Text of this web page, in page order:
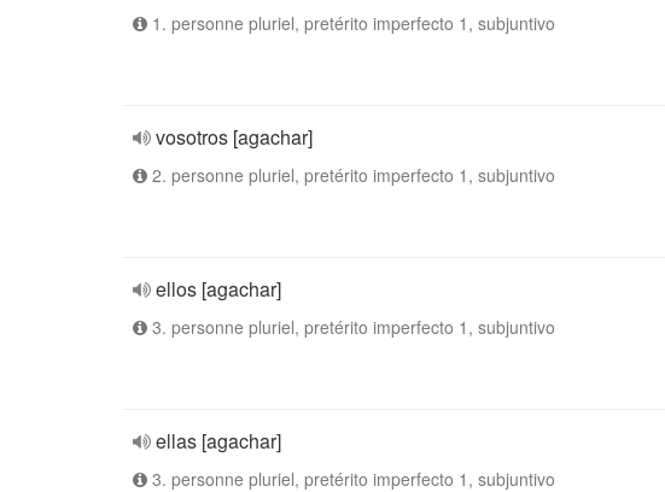
1. personne pluriel, pretérito imperfecto 1, subjuntivo
vosotros [agachar]
2. personne pluriel, pretérito imperfecto 1, subjuntivo
ellos [agachar]
3. personne pluriel, pretérito imperfecto 1, subjuntivo
ellas [agachar]
3. personne pluriel, pretérito imperfecto 1, subjuntivo